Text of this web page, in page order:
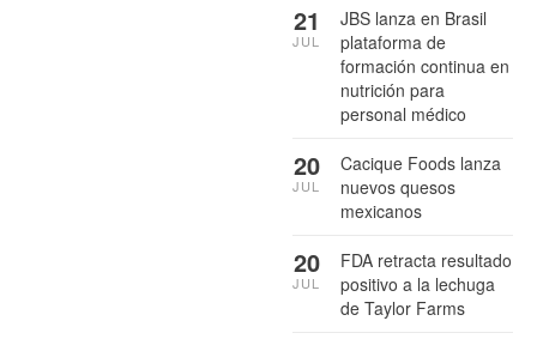
JBS lanza en Brasil
plataforma de
formación continua en
nutrición para
personal médico
21
JUL
Cacique Foods lanza
nuevos quesos
mexicanos
20
JUL
FDA retracta resultado
positivo a la lechuga
de Taylor Farms
20
JUL